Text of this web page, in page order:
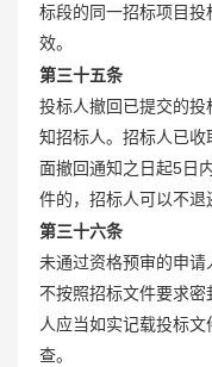
标段的同一招标项目
效。
第三十五条
投标人撤回已提交的
知招标人。招标人已
面撤回通知之日起5日
件的，招标人可以不退
第三十六条
未通过资格预审的申
不按照招标文件要求
人应当如实记载投标
查。